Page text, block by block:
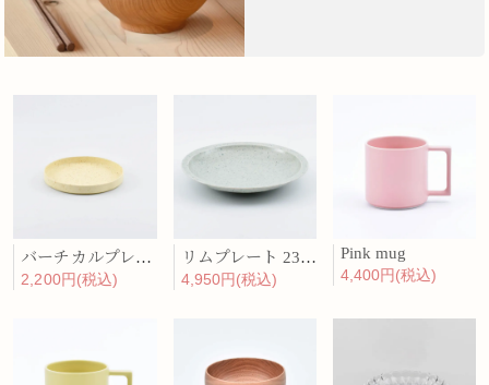
バーチカルプレート 15cm 化粧土
2,200円(税込)
リムプレート 23cm 呉須散
4,950円(税込)
Pink mug
4,400円(税込)